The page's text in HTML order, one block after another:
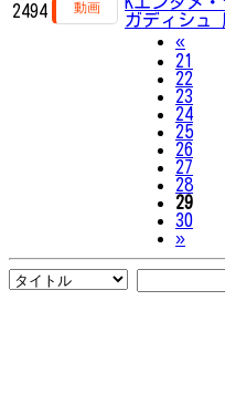
2494
ガディシュ
«
21
22
23
24
25
26
27
28
29
30
»Next